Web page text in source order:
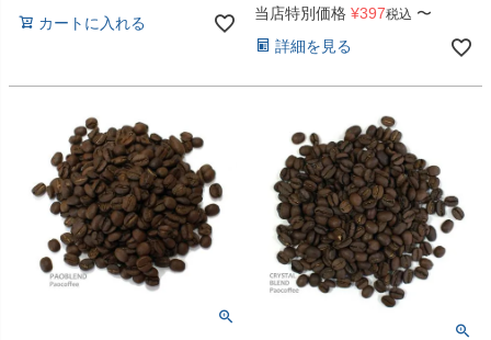
カートに入れる
当店特別価格 ¥397税込 〜
詳細を見る